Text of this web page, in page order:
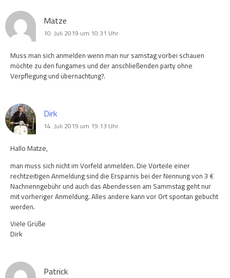
Matze
10. Juli 2019 um 10:31 Uhr
Muss man sich anmelden wenn man nur samstag vorbei schauen
möchte zu den fungames und der anschließenden party ohne
Verpflegung und übernachtung?.
Dirk
14. Juli 2019 um 19:13 Uhr
Hallo Matze,
man muss sich nicht im Vorfeld anmelden. Die Vorteile einer
rechtzeitigen Anmeldung sind die Ersparnis bei der Nennung von 3 €
Nachnenngebühr und auch das Abendessen am Sammstag geht nur
mit vorheriger Anmeldung. Alles andere kann vor Ort spontan gebucht
werden.
Viele Grüße
Dirk
Patrick